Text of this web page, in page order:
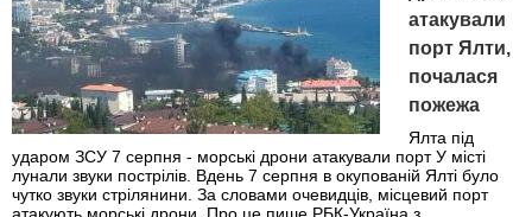
атакували
порт Ялти,
почалася
пожежа
Ялта під
ударом ЗСУ 7 серпня - морські дрони атакували порт У місті
лунали звуки пострілів. Вдень 7 серпня в окупованій Ялті було
чутко звуки стрілянини. За словами очевидців, місцевий порт